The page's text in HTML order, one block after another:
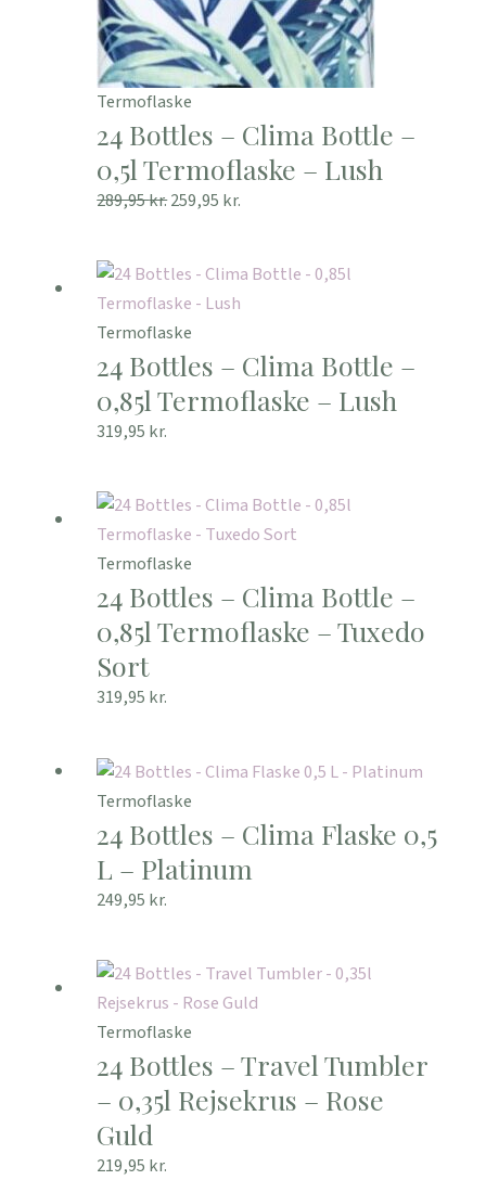
Termoflaske
24 Bottles – Clima Bottle –
0,5l Termoflaske – Lush
289,95kr.259,95 kr.
Termoflaske
24 Bottles – Clima Bottle –
0,85l Termoflaske – Lush
319,95 kr.
Termoflaske
24 Bottles – Clima Bottle –
0,85l Termoflaske – Tuxedo
Sort
319,95 kr.
Termoflaske
24 Bottles – Clima Flaske 0,5
L – Platinum
249,95 kr.
Termoflaske
24 Bottles – Travel Tumbler
– 0,35l Rejsekrus – Rose
Guld
219,95 kr.